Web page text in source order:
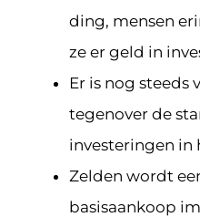
ding, mensen
ze er geld in
Er is nog steeds
tegenover de
investeringen in
Zelden wordt
basisaankoop